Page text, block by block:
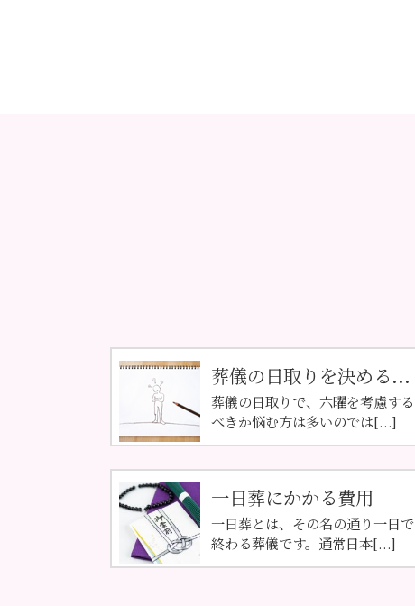
葬儀の日取りを決める...
葬儀の日取りで、六曜を考慮する
べきか悩む方は多いのでは[...]
一日葬にかかる費用
一日葬とは、その名の通り一日で
終わる葬儀です。通常日本[...]